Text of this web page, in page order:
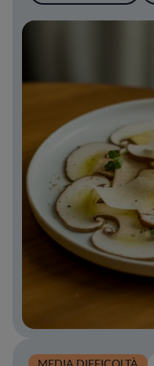
MEDIA DIFFICOLTÀ